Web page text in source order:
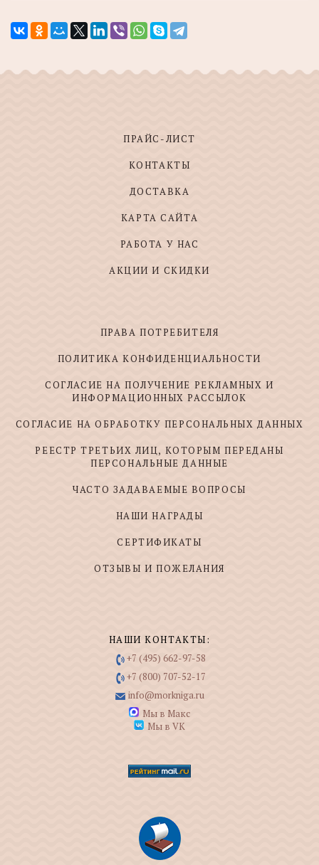
ПРАЙС-ЛИСТ
КОНТАКТЫ
ДОСТАВКА
КАРТА САЙТА
РАБОТА У НАС
АКЦИИ И СКИДКИ
ПРАВА ПОТРЕБИТЕЛЯ
ПОЛИТИКА КОНФИДЕНЦИАЛЬНОСТИ
СОГЛАСИЕ НА ПОЛУЧЕНИЕ РЕКЛАМНЫХ И
ИНФОРМАЦИОННЫХ РАССЫЛОК
СОГЛАСИЕ НА ОБРАБОТКУ ПЕРСОНАЛЬНЫХ ДАННЫХ
РЕЕСТР ТРЕТЬИХ ЛИЦ, КОТОРЫМ ПЕРЕДАНЫ
ПЕРСОНАЛЬНЫЕ ДАННЫЕ
ЧАСТО ЗАДАВАЕМЫЕ ВОПРОСЫ
НАШИ НАГРАДЫ
СЕРТИФИКАТЫ
ОТЗЫВЫ И ПОЖЕЛАНИЯ
НАШИ КОНТАКТЫ:
+7 (495) 662-97-58
+7 (800) 707-52-17
info@morkniga.ru
Мы в Макс
Мы в VK